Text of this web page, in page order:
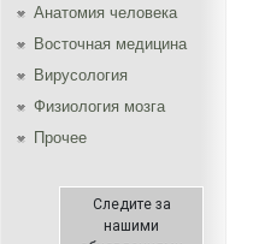
Aнатомия человека
Восточная медицина
Вирусология
Физиология мозга
Прочее
Следите за
нашими